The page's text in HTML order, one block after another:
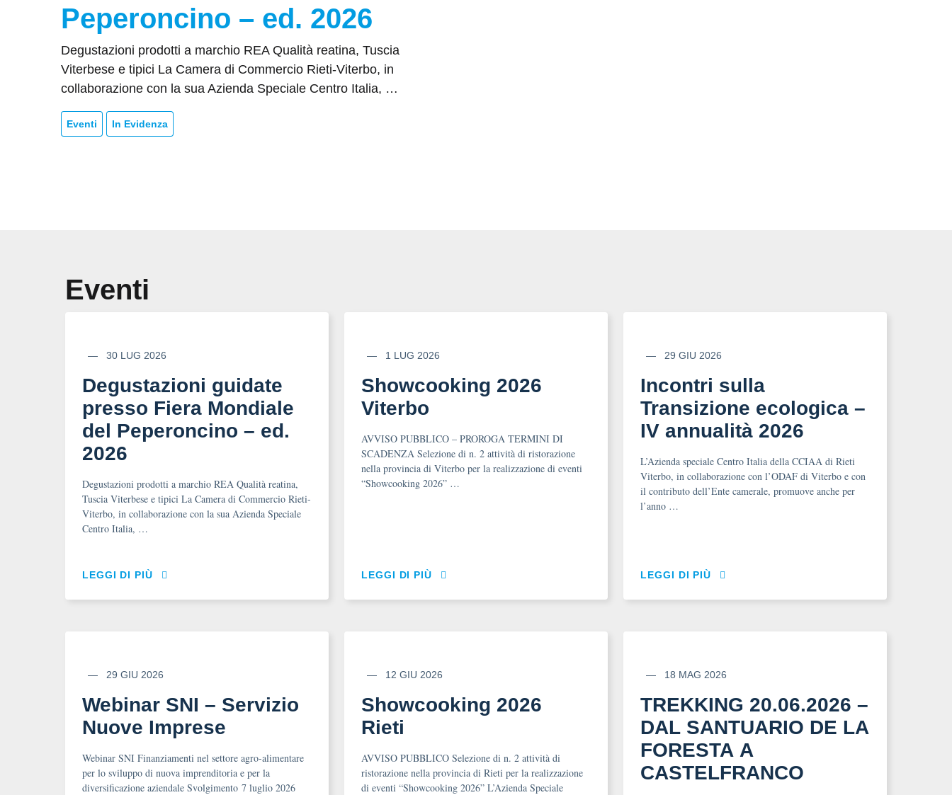
Peperoncino – ed. 2026
Degustazioni prodotti a marchio REA Qualità reatina, Tuscia
Viterbese e tipici La Camera di Commercio Rieti-Viterbo, in
collaborazione con la sua Azienda Speciale Centro Italia, …
Eventi In Evidenza
Eventi
30 LUG 2026
Degustazioni guidate
presso Fiera Mondiale
del Peperoncino – ed.
2026
Degustazioni prodotti a marchio REA Qualità reatina,
Tuscia Viterbese e tipici La Camera di Commercio Rieti-
Viterbo, in collaborazione con la sua Azienda Speciale
Centro Italia, …
LEGGI DI PIÙ
1 LUG 2026
Showcooking 2026
Viterbo
AVVISO PUBBLICO – PROROGA TERMINI DI
SCADENZA Selezione di n. 2 attività di ristorazione
nella provincia di Viterbo per la realizzazione di eventi
“Showcooking 2026” …
LEGGI DI PIÙ
29 GIU 2026
Incontri sulla
Transizione ecologica –
IV annualità 2026
L’Azienda speciale Centro Italia della CCIAA di Rieti
Viterbo, in collaborazione con l’ODAF di Viterbo e con
il contributo dell’Ente camerale, promuove anche per
l’anno …
LEGGI DI PIÙ
29 GIU 2026
Webinar SNI – Servizio
Nuove Imprese
Webinar SNI Finanziamenti nel settore agro-alimentare
per lo sviluppo di nuova imprenditoria e per la
diversificazione aziendale Svolgimento 7 luglio 2026
12 GIU 2026
Showcooking 2026
Rieti
AVVISO PUBBLICO Selezione di n. 2 attività di
ristorazione nella provincia di Rieti per la realizzazione
di eventi “Showcooking 2026” L’Azienda Speciale
18 MAG 2026
TREKKING 20.06.2026 –
DAL SANTUARIO DE LA
FORESTA A
CASTELFRANCO